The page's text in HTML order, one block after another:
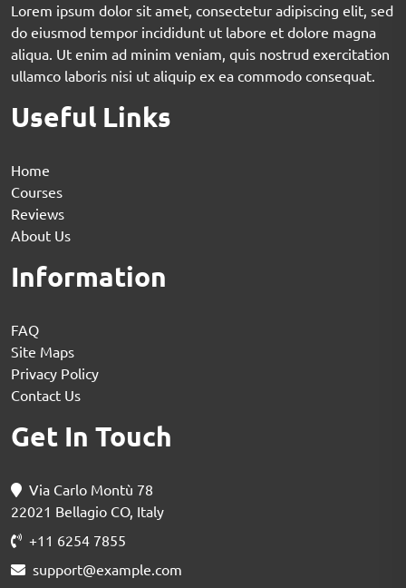
Lorem ipsum dolor sit amet, consectetur adipiscing elit, sed
do eiusmod tempor incididunt ut labore et dolore magna
aliqua. Ut enim ad minim veniam, quis nostrud exercitation
ullamco laboris nisi ut aliquip ex ea commodo consequat.
Useful Links
Home
Courses
Reviews
About Us
Information
FAQ
Site Maps
Privacy Policy
Contact Us
Get In Touch
Via Carlo Montù 78
22021 Bellagio CO, Italy
+11 6254 7855
support@example.com